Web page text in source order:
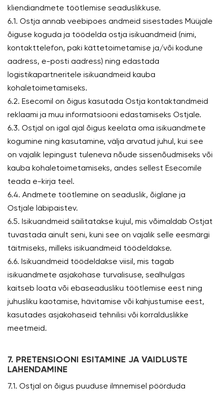
kliendiandmete töötlemise seaduslikkuse.
6.1. Ostja annab veebipoes andmeid sisestades Müüjale
õiguse koguda ja töödelda ostja isikuandmeid (nimi,
kontakttelefon, paki kättetoimetamise ja/või kodune
aadress, e-posti aadress) ning edastada
logistikapartneritele isikuandmeid kauba
kohaletoimetamiseks.
6.2. Esecomil on õigus kasutada Ostja kontaktandmeid
reklaami ja muu informatsiooni edastamiseks Ostjale.
6.3. Ostjal on igal ajal õigus keelata oma isikuandmete
kogumine ning kasutamine, välja arvatud juhul, kui see
on vajalik lepingust tuleneva nõude sissenõudmiseks või
kauba kohaletoimetamiseks, andes sellest Esecomile
teada e-kirja teel.
6.4. Andmete töötlemine on seaduslik, õiglane ja
Ostjale läbipaistev.
6.5. Isikuandmeid säilitatakse kujul, mis võimaldab Ostjat
tuvastada ainult seni, kuni see on vajalik selle eesmärgi
täitmiseks, milleks isikuandmeid töödeldakse.
6.6. Isikuandmeid töödeldakse viisil, mis tagab
isikuandmete asjakohase turvalisuse, sealhulgas
kaitseb loata või ebaseadusliku töötlemise eest ning
juhusliku kaotamise, hävitamise või kahjustumise eest,
kasutades asjakohaseid tehnilisi või korralduslikke
meetmeid.
7. PRETENSIOONI ESITAMINE JA VAIDLUSTE
LAHENDAMINE
7.1. Ostjal on õigus puuduse ilmnemisel pöörduda